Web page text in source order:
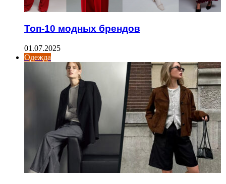
Топ-10 модных брендов
01.07.2025
Одежда